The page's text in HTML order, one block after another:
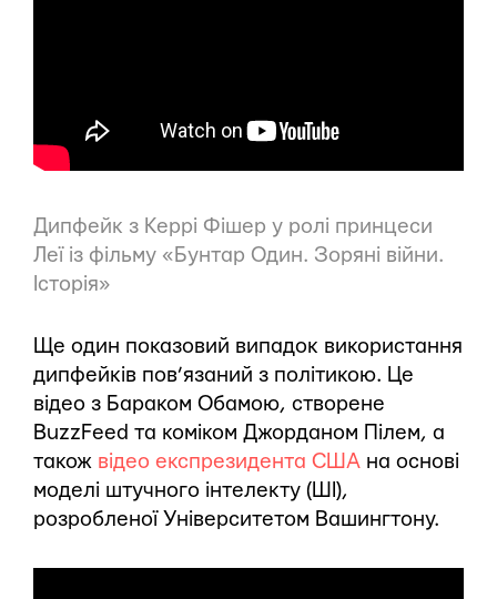
Дипфейк з Керрі Фішер у ролі принцеси
Леї із фільму «Бунтар Один. Зоряні війни.
Історія»
Ще один показовий випадок використання
дипфейків пов’язаний з політикою. Це
відео з Бараком Обамою, створене
BuzzFeed та коміком Джорданом Пілем, а
також відео експрезидента США на основі
моделі штучного інтелекту (ШІ),
розробленої Університетом Вашингтону.